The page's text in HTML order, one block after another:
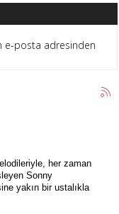
e-posta adresinden
her zaman
Sonny
yakın bir ustalıkla